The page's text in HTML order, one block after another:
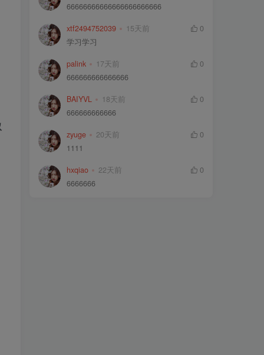
3.5.支付漏洞案例
4.Cookie脆弱性
4.1.cookie原理
4.3.越过条件
5.找回流程绕过
66666666666666666666666
xtf2494752039 15天前
0
学习学习
palink 17天前
0
666666666666666
BAIYVL 18天前
0
666666666666
zyuge 20天前
0
1111
hxqiao 22天前
0
6666666